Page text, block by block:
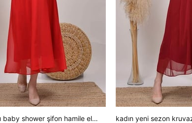
kadın kırmızı baby shower şifon hamile elbise DPHML003